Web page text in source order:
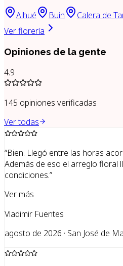
Alhué Buin Calera de
Ver florería
Opiniones de la gente
4.9
145 opiniones verificadas
Ver todas
“Bien. Llegó entre las horas
Además de eso el arreglo floral
condiciones.”
Ver más
Vladimir Fuentes
agosto de 2026 · San José de